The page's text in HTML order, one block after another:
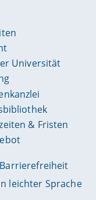
Universität
& Fristen
leichter Sprache